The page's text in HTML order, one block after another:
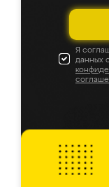
Я
данных